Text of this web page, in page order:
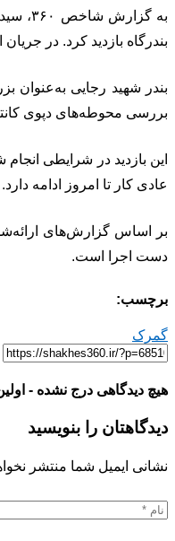
به
بندرگاه بازدید کرد. در
بندر شهید رجایی به‌عنوان
بررسی محوطه‌های دپوی
این بازدید در شرایطی
عادی کار تا امروز ادامه دارد.
بر اساس گزارش‌های
دست اجرا است.
برچسب:
گمرک
هیچ دیدگاهی درج نشده -
دیدگاهتان را بنویسید
نشانی ایمیل شما منتشر